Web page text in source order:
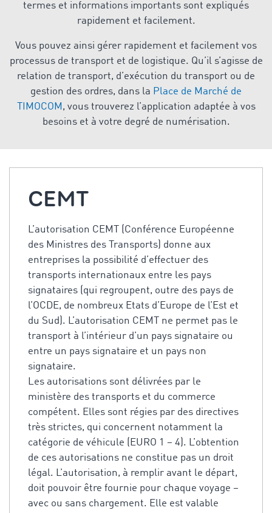
termes et informations importants sont expliqués
rapidement et facilement.
Vous pouvez ainsi gérer rapidement et facilement vos
processus de transport et de logistique. Qu’il s’agisse de
relation de transport, d’exécution du transport ou de
gestion des ordres, dans la Place de Marché de
TIMOCOM , vous trouverez l’application adaptée à vos
besoins et à votre degré de numérisation.
CEMT
L’autorisation CEMT (Conférence Européenne
des Ministres des Transports) donne aux
entreprises la possibilité d’effectuer des
transports internationaux entre les pays
signataires (qui regroupent, outre des pays de
l’OCDE, de nombreux Etats d’Europe de l’Est et
du Sud). L’autorisation CEMT ne permet pas le
transport à l’intérieur d’un pays signataire ou
entre un pays signataire et un pays non
signataire.
Les autorisations sont délivrées par le
ministère des transports et du commerce
compétent. Elles sont régies par des directives
très strictes, qui concernent notamment la
catégorie de véhicule (EURO 1 – 4). L’obtention
de ces autorisations ne constitue pas un droit
légal. L’autorisation, à remplir avant le départ,
doit pouvoir être fournie pour chaque voyage –
avec ou sans chargement. Elle est valable